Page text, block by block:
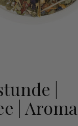
|
| Aroma